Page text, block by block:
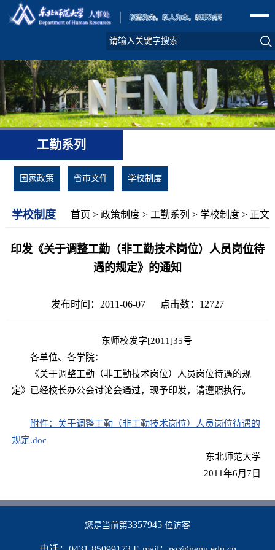
工勤系列
国家政策 省市文件 学校制度
学校制度 首页 >政策制度 > 工勤系列 > 学校制度 > 正文
印发《关于调整工勤（非工勤技术岗位）人员岗位待
遇的规定》的通知
发布时间：2011-06-07 点击数： 12727
东师校发字[2011]35号
各单位、各学院：
《关于调整工勤（非工勤技术岗位）人员岗位待遇的规
定》已经校长办公会讨论会通过，现予印发，请遵照执行。
附件：关于调整工勤（非工勤技术岗位）人员岗位待遇的
规定.doc
东北师范大学
2011年6月7日
您是当前第3357945 位访客